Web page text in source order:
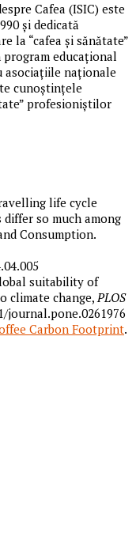
Cafea (ISIC) este
și dedicată
la “cafea și sănătate”
program educațional
asociațiile naționale
cunoștințele
profesioniștilor
life cycle
so much among
Consumption.
suitability of
climate change,PLOS
journal.pone.0261976
Carbon Footprint.